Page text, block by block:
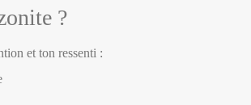
?
et ton ressenti :